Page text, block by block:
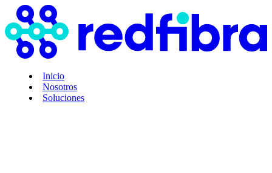
Inicio
Nosotros
Soluciones